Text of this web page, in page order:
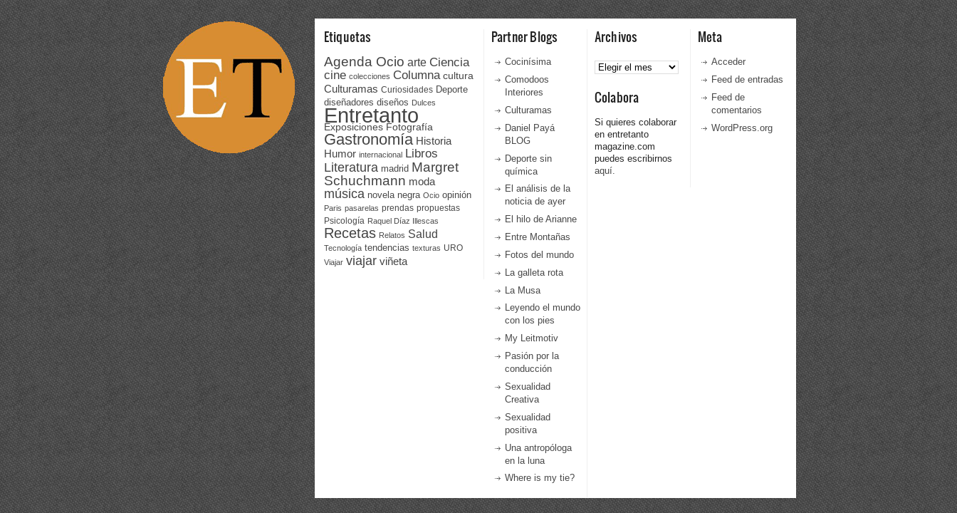
Etiquetas
Agenda Ocio arte Ciencia
cine colecciones Columna cultura
Culturamas Curiosidades Deporte
diseñadores diseños Dulces
Entretanto
Exposiciones Fotografía
Gastronomía Historia
Humor internacional Libros
Literatura madrid Margret
Schuchmann moda
música novela negra Ocio opinión
Paris pasarelas prendas propuestas
Psicología Raquel Díaz Illescas
Recetas Relatos Salud
Tecnología tendencias texturas URO
Viajar viajar viñeta
Partner Blogs
Cocinísima
Comodoos
Interiores
Culturamas
Daniel Payá
BLOG
Deporte sin
química
El análisis de la
noticia de ayer
El hilo de Arianne
Entre Montañas
Fotos del mundo
La galleta rota
La Musa
Leyendo el mundo
con los pies
My Leitmotiv
Pasión por la
conducción
Sexualidad
Creativa
Sexualidad
positiva
Una antropóloga
en la luna
Where is my tie?
Archivos
Archivos
Colabora
Si quieres colaborar
en entretanto
magazine.com
puedes escribirnos
aquí.
Meta
Acceder
Feed de entradas
Feed de
comentarios
WordPress.org